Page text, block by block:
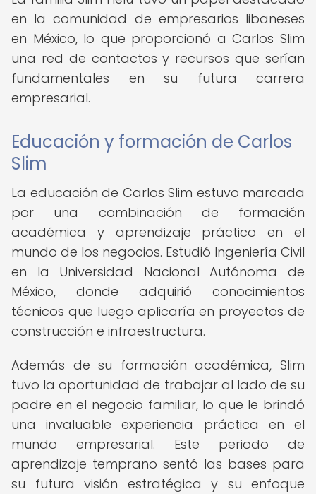
en la comunidad de empresarios libaneses
en México, lo que proporcionó a Carlos Slim
una red de contactos y recursos que serían
fundamentales en su futura carrera
empresarial.
Educación y formación de Carlos
Slim
La educación de Carlos Slim estuvo marcada
por una combinación de formación
académica y aprendizaje práctico en el
mundo de los negocios. Estudió Ingeniería Civil
en la Universidad Nacional Autónoma de
México, donde adquirió conocimientos
técnicos que luego aplicaría en proyectos de
construcción e infraestructura.
Además de su formación académica, Slim
tuvo la oportunidad de trabajar al lado de su
padre en el negocio familiar, lo que le brindó
una invaluable experiencia práctica en el
mundo empresarial. Este periodo de
aprendizaje temprano sentó las bases para
su futura visión estratégica y su enfoque